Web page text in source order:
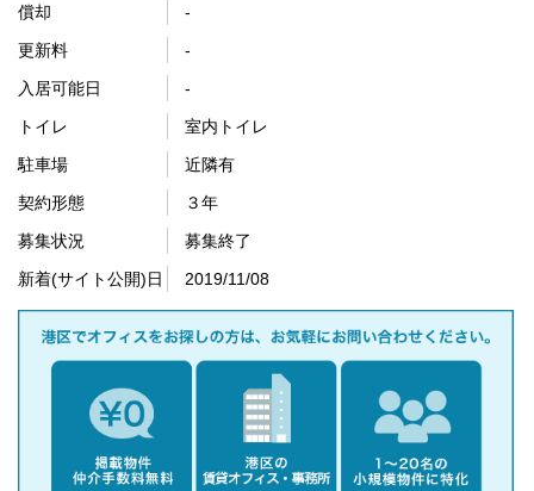
償却
-
更新料
-
入居可能日
-
トイレ
室内トイレ
駐車場
近隣有
契約形態
３年
募集状況
募集終了
新着(サイト公開)日
2019/11/08